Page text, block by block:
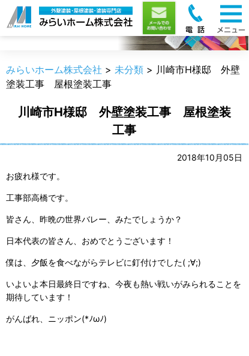
職人のうんちく
みらいホーム株式会社 > 未分類 > 川崎市H様邸 外壁
塗装工事 屋根塗装工事
川崎市H様邸 外壁塗装工事 屋根塗装
工事
2018年10月05日
お疲れ様です。
工事部高橋です。
皆さん、昨晩の世界バレー、みたでしょうか？
日本代表の皆さん、おめでとうございます！
僕は、夕飯を食べながらテレビに釘付けでした( ;∀;)
いよいよ本日最終日ですね、今夜も熱い戦いがみられることを
期待しています！
がんばれ、ニッポン(*ﾉωﾉ)